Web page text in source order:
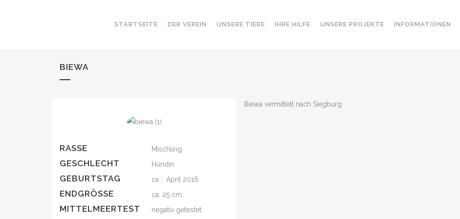
STARTSEITE DER VEREIN UNSERE TIERE IHRE HILFE UNSERE PROJEKTE INFORMATIONEN
BIEWA
RASSE Mischling
GESCHLECHT Hündin
GEBURTSTAG ca . April 2016
ENDGRÖSSE ca. 25 cm,
MITTELMEERTEST negativ getestet
Biewa vermittelt nach Siegburg